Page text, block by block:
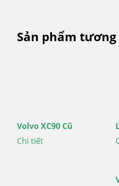
Sản phẩm
Volvo XC90 Cũ
Chi tiết